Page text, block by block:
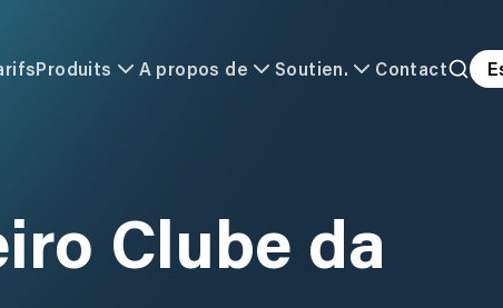
Produits A propos de Soutien. Contact
Clube da